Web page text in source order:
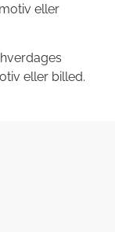
eller
eller billed.